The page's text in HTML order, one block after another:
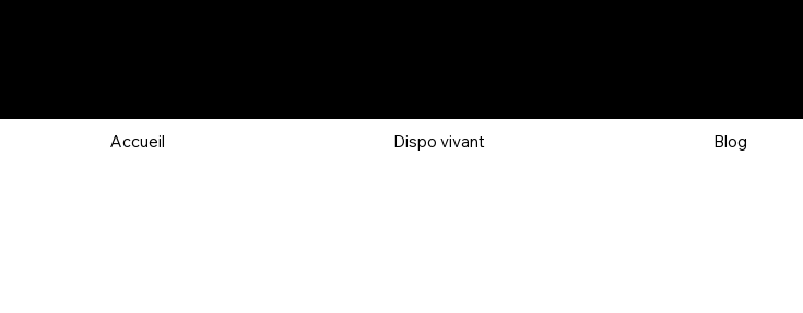
Accueil Dispo vivant Blog